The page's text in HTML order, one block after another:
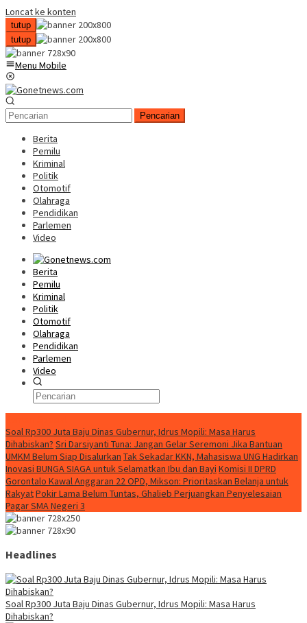
Loncat ke konten
tutup
tutup
Menu Mobile
Pencarian
Berita
Pemilu
Kriminal
Politik
Otomotif
Olahraga
Pendidikan
Parlemen
Video
Berita
Pemilu
Kriminal
Politik
Otomotif
Olahraga
Pendidikan
Parlemen
Video
Soal Rp300 Juta Baju Dinas Gubernur, Idrus Mopili: Masa Harus
Dihabiskan? Sri Darsiyanti Tuna: Jangan Gelar Seremoni Jika Bantuan
UMKM Belum Siap Disalurkan Tak Sekadar KKN, Mahasiswa UNG Hadirkan
Inovasi BUNGA SIAGA untuk Selamatkan Ibu dan Bayi Komisi II DPRD
Gorontalo Kawal Anggaran 22 OPD, Mikson: Prioritaskan Belanja untuk
RakyatPokir Lama Belum Tuntas, Ghalieb Perjuangkan Penyelesaian
Pagar SMA Negeri 3
Headlines
Soal Rp300 Juta Baju Dinas Gubernur, Idrus Mopili: Masa Harus
Dihabiskan?